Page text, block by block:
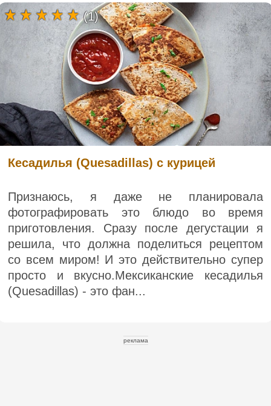
Кесадилья (Quesadillas) с курицей
Признаюсь, я даже не планировала
фотографировать это блюдо во время
приготовления. Сразу после дегустации я
решила, что должна поделиться рецептом
со всем миром! И это действительно супер
просто и вкусно.Мексиканские кесадилья
(Quesadillas) - это фан...
(1)
реклама